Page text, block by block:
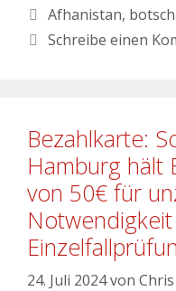
Afhanistan,
Schreibe einen
Bezahlkarte:
Hamburg hält
von 50€ für
24. Juli 2024von Chris